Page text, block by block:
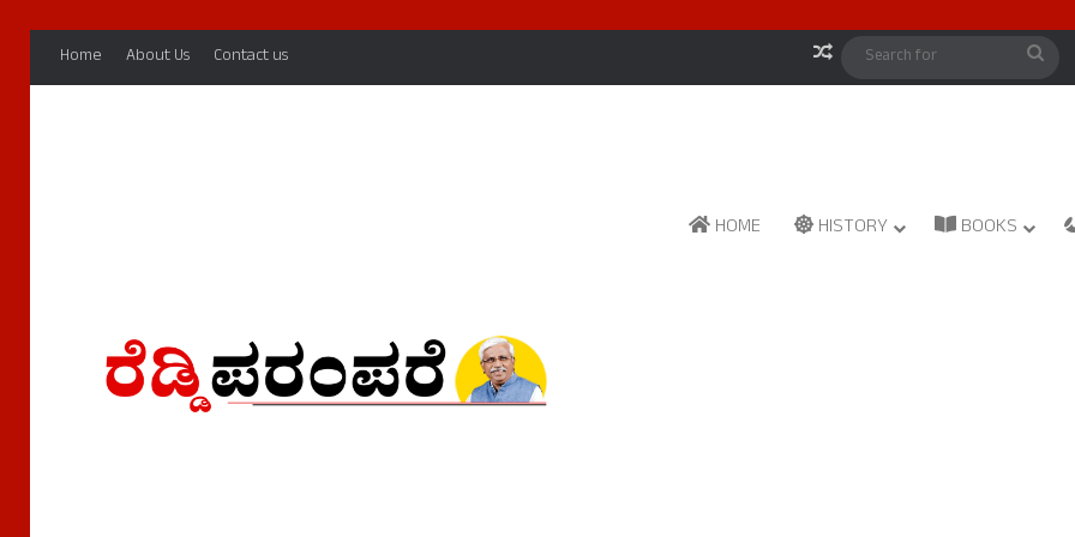
Home About Us Contact us Random Article
HOME HISTORY BOOKS
Reddy Parampare